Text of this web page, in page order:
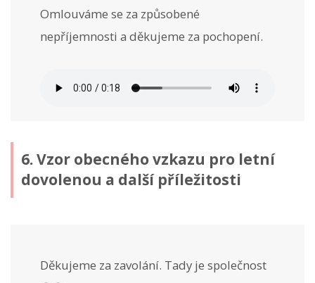
Omlouváme se za způsobené
nepříjemnosti a děkujeme za pochopení.
6. Vzor obecného vzkazu pro letní
dovolenou a další příležitosti
Děkujeme za zavolání. Tady je společnost